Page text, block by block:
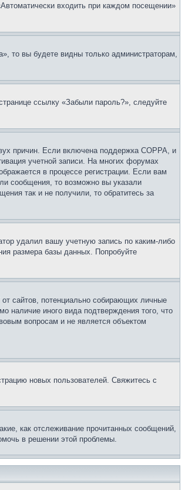
входить при каждом посещении»
то вы будете видны только администраторам,
ссылку «Забыли пароль?», следуйте
причин. Если включена поддержка COPPA, и
учетной записи. На многих форумах
в процессе регистрации. Если вам
сообщения, то возможно вы указали
так и не получили, то обратитесь за
удалил вашу учетную запись по каким-либо
размера базы данных. Попробуйте
сайтов, потенциально собирающих личные
наличие иного вида подтверждения того, что
вопросам и не является объектом
новых пользователей. Свяжитесь с
как отслеживание прочитанных сообщений,
в решении этой проблемы.